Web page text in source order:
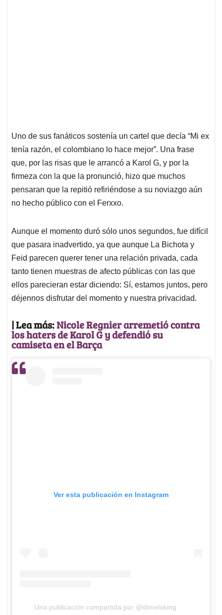
Uno de sus fanáticos sostenía un cartel que decía “Mi ex
tenía razón, el colombiano lo hace mejor”. Una frase
que, por las risas que le arrancó a Karol G, y por la
firmeza con la que la pronunció, hizo que muchos
pensaran que la repitió refiriéndose a su noviazgo aún
no hecho público con el Ferxxo.
Aunque el momento duró sólo unos segundos, fue difícil
que pasara inadvertido, ya que aunque La Bichota y
Feid parecen querer tener una relación privada, cada
tanto tienen muestras de afecto públicas con las que
ellos parecieran estar diciendo: Sí, estamos juntos, pero
déjennos disfrutar del momento y nuestra privacidad.
| Lea más:Nicole Regnier arremetió contra
los haters de Karol G y defendió su
camiseta en el Barça
Ver esta publicación en Instagram
Una publicación compartida por @dimeloking